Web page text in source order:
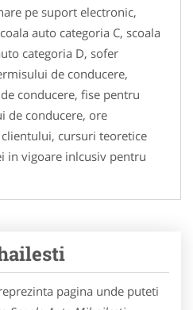
pe suport electronic,
auto categoria C, scoala
categoria D, sofer
de conducere,
conducere, fise pentru
de conducere, ore
cursuri teoretice
in vigoare inlcusiv pentru
pagina unde puteti